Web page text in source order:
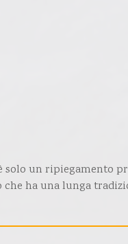
è solo un ripiegamento
ha una lunga